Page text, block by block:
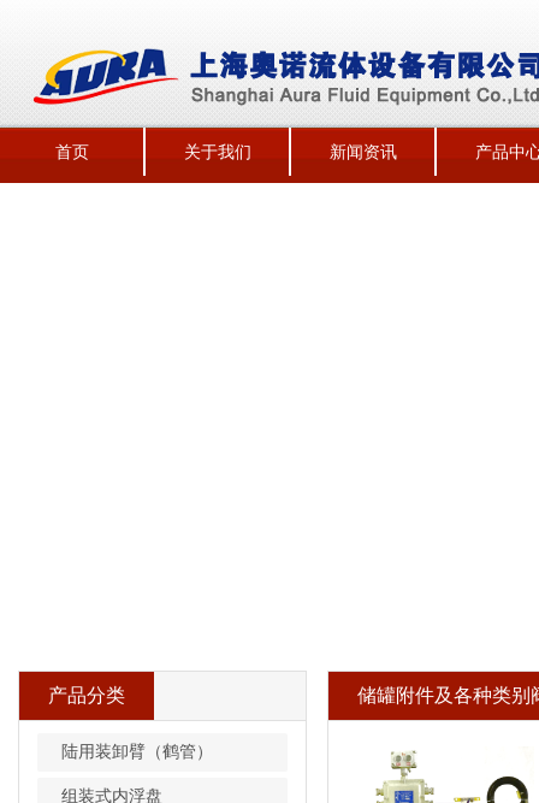
首页 关于我们 新闻资讯 产品中
产品分类
陆用装卸臂（鹤管）
组装式内浮盘
储罐附件及各种类别